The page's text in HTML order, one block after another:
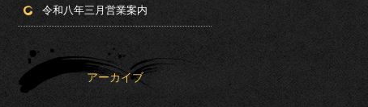
令和八年三月営業案内
アーカイブ